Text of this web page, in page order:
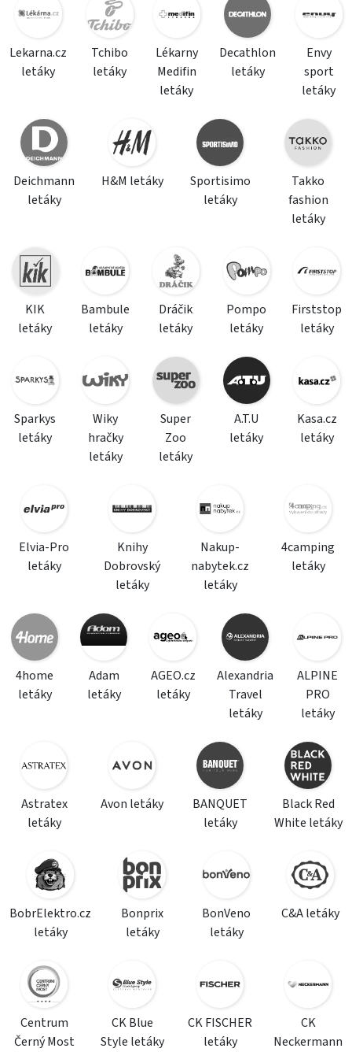
Lekarna.cz
letáky
Tchibo
letáky
Lékarny
Medifin
letáky
Decathlon
letáky
Envy
sport
letáky
Deichmann
letáky
H&M letáky
Sportisimo
letáky
Takko
fashion
letáky
KIK
letáky
Bambule
letáky
Dráčik
letáky
Pompo
letáky
Firststop
letáky
Sparkys
letáky
Wiky
hračky
letáky
Super
Zoo
letáky
A.T.U
letáky
Kasa.cz
letáky
Elvia-Pro
letáky
Knihy
Dobrovský
letáky
Nakup-
nabytek.cz
letáky
4camping
letáky
4home
letáky
Adam
letáky
AGEO.cz
letáky
Alexandria
Travel
letáky
ALPINE
PRO
letáky
Astratex
letáky
Avon letáky
BANQUET
letáky
Black Red
White letáky
BobrElektro.cz
letáky
Bonprix
letáky
BonVeno
letáky
C&A letáky
Centrum
Černý Most
CK Blue
Style letáky
CK FISCHER
letáky
CK
Neckermann